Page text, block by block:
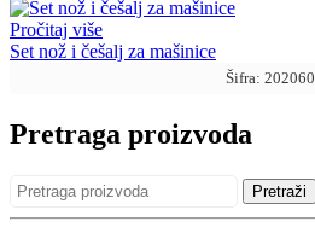
Pročitaj više
Set nož i češalj za mašinice
Šifra: 202060
Pretraga proizvoda
Pretraži